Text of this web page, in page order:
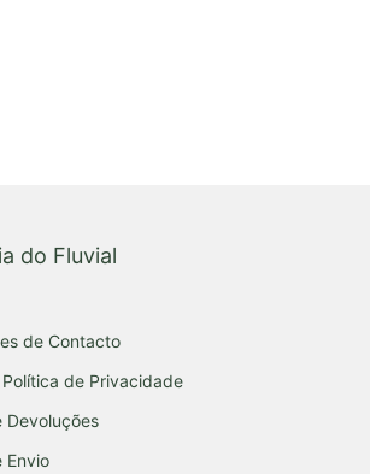
do Fluvial
de Contacto
de Privacidade
Devoluções
Envio